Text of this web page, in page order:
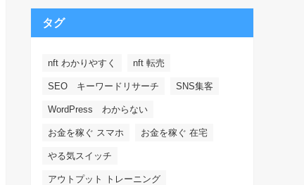
タグ
nft わかりやすく nft 転売
SEO キーワードリサーチ SNS集客
WordPress わからない
お金を稼ぐ スマホ お金を稼ぐ 在宅
やる気スイッチ
アウトプット トレーニング